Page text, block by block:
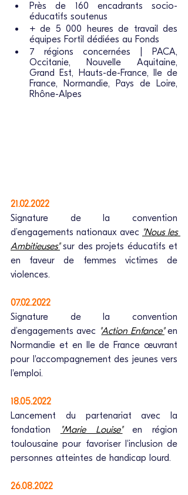
Près de 160 encadrants socio-
éducatifs soutenus
+ de 5 000 heures de travail des
équipes Fortil dédiées au Fonds
7 régions concernées | PACA,
Occitanie, Nouvelle Aquitaine,
Grand Est, Hauts-de-France, Ile de
France, Normandie, Pays de Loire,
Rhône-Alpes
21.02.2022
Signature de la convention
d’engagements nationaux avec "Nous les
Ambitieuses" sur des projets éducatifs et
en faveur de femmes victimes de
violences.
07.02.2022
Signature de la convention
d’engagements avec "Action Enfance" en
Normandie et en Ile de France œuvrant
pour l'accompagnement des jeunes vers
l'emploi.
18.05.2022
Lancement du partenariat avec la
fondation
"Marie Louise" en région
toulousaine pour favoriser l'inclusion de
personnes atteintes de handicap lourd.
26.08.2022